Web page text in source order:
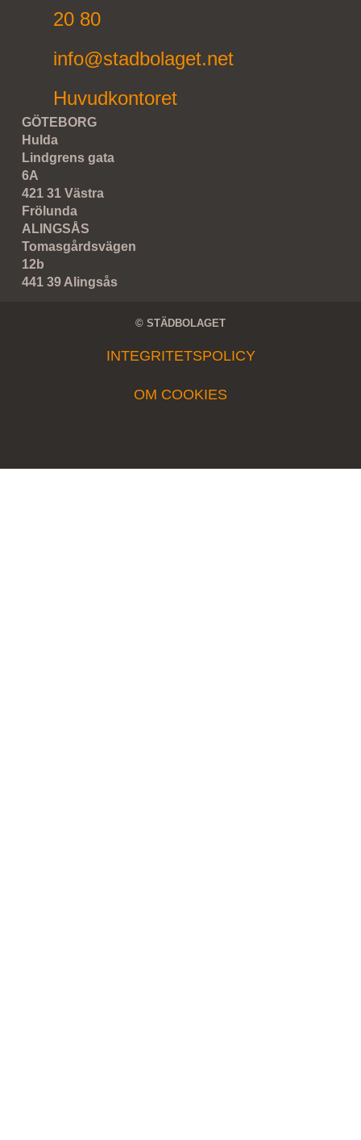
20 80
info@stadbolaget.net
Huvudkontoret
GÖTEBORG
Hulda
Lindgrens gata
6A
421 31 Västra
Frölunda
ALINGSÅS
Tomasgårdsvägen
12b
441 39 Alingsås
© STÄDBOLAGET
INTEGRITETSPOLICY
OM COOKIES